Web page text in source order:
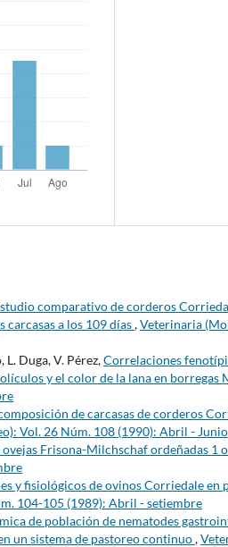
comparativo de corderos
carcasas a los 109 días,Veterinaria
L. Duga, V. Pérez,Correlaciones
y el color de la lana en borregas
de carcasas de corderos
Vol. 26 Núm. 108 (1990): Abril - Junio
Frisona-Milchschaf ordeñadas 1
y fisiológicos de ovinos Corriedale en
104-105 (1989): Abril - setiembre
de población de nematodes
un sistema de pastoreo continuo,